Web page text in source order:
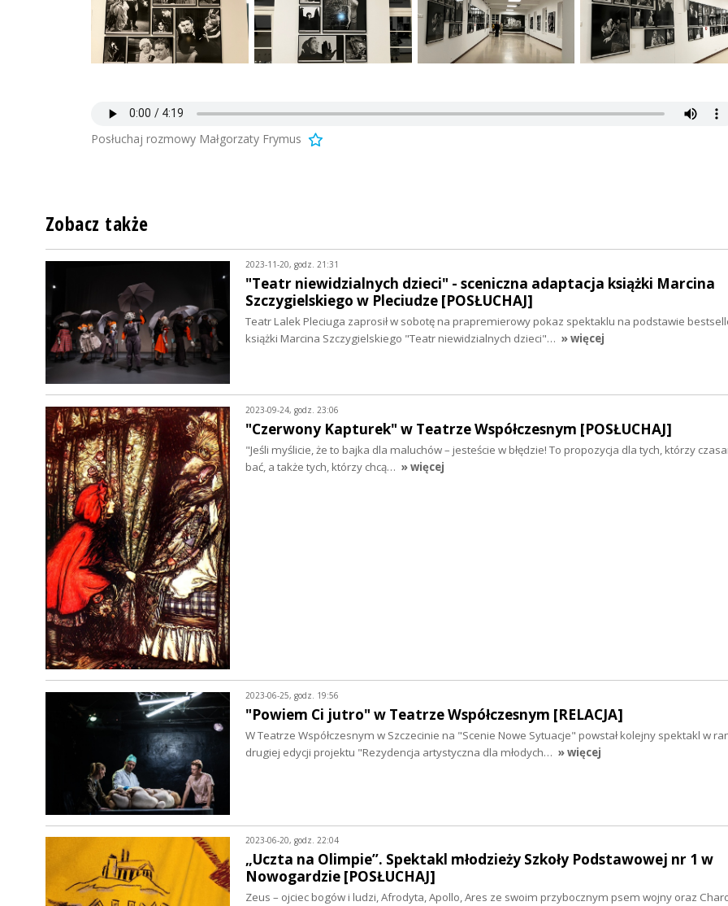
Posłuchaj rozmowy Małgorzaty Frymus
Zobacz także
2023-11-20, godz. 21:31
"Teatr niewidzialnych dzieci" - sceniczna adaptacja książki Marcina
Szczygielskiego w Pleciudze [POSŁUCHAJ]
Teatr Lalek Pleciuga zaprosił w sobotę na prapremierowy pokaz spektaklu na podstawie
książki Marcina Szczygielskiego "Teatr niewidzialnych dzieci"… » więcej
2023-09-24, godz. 23:06
"Czerwony Kapturek" w Teatrze Współczesnym [POSŁUCHAJ]
"Jeśli myślicie, że to bajka dla maluchów – jesteście w błędzie! To propozycja dla tych, którzy
bać, a także tych, którzy chcą… » więcej
2023-06-25, godz. 19:56
"Powiem Ci jutro" w Teatrze Współczesnym [RELACJA]
W Teatrze Współczesnym w Szczecinie na "Scenie Nowe Sytuacje" powstał kolejny spektakl w
drugiej edycji projektu "Rezydencja artystyczna dla młodych… » więcej
2023-06-20, godz. 22:04
„Uczta na Olimpie”. Spektakl młodzieży Szkoły Podstawowej nr 1 w
Nowogardzie [POSŁUCHAJ]
Zeus – ojciec bogów i ludzi, Afrodyta, Apollo, Ares ze swoim przybocznym psem wojny oraz